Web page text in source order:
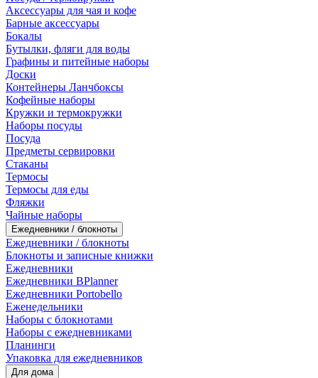
Аксессуары для чая и кофе
Барные аксессуары
Бокалы
Бутылки, фляги для воды
Графины и питейные наборы
Доски
Контейнеры Ланчбоксы
Кофейные наборы
Кружки и термокружки
Наборы посуды
Посуда
Предметы сервировки
Стаканы
Термосы
Термосы для еды
Фляжки
Чайные наборы
Ежедневники / блокноты
Ежедневники / блокноты
Блокноты и записные книжки
Ежедневники
Ежедневники BPlanner
Ежедневники Portobello
Еженедельники
Наборы с блокнотами
Наборы с ежедневниками
Планинги
Упаковка для ежедневников
Для дома